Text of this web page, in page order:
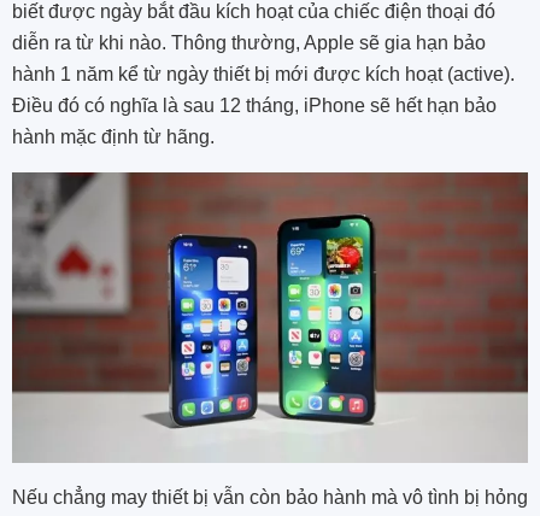
biết được ngày bắt đầu kích hoạt của chiếc điện thoại đó
diễn ra từ khi nào. Thông thường, Apple sẽ gia hạn bảo
hành 1 năm kể từ ngày thiết bị mới được kích hoạt (active).
Điều đó có nghĩa là sau 12 tháng, iPhone sẽ hết hạn bảo
hành mặc định từ hãng.
Nếu chẳng may thiết bị vẫn còn bảo hành mà vô tình bị hỏng